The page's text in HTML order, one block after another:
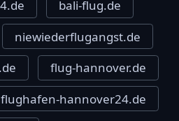
bali-flug.de
niewiederflugangst.de
flug-hannover.de
flughafen-hannover24.de